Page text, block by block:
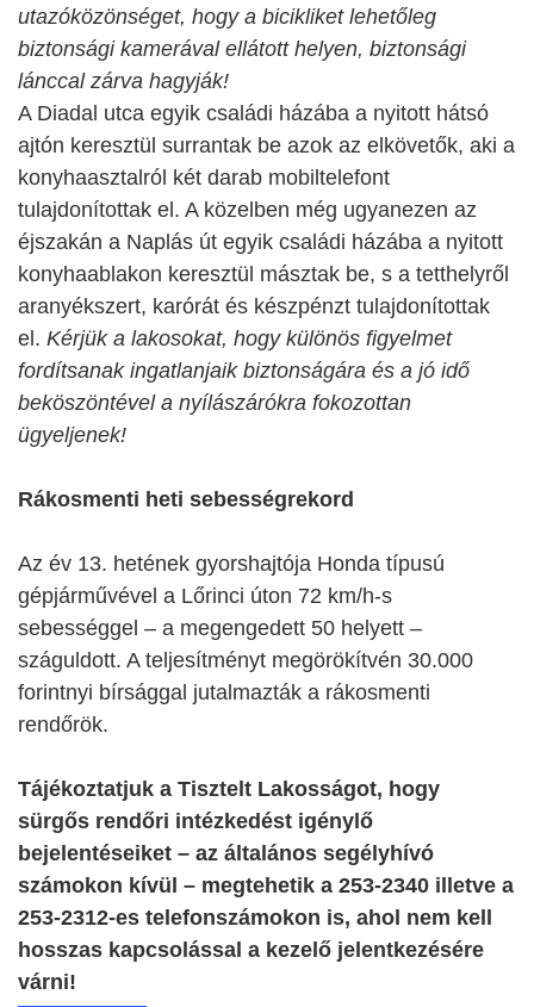
utazóközönséget, hogy a bicikliket lehetőleg
biztonsági kamerával ellátott helyen, biztonsági
lánccal zárva hagyják!
A Diadal utca egyik családi házába a nyitott hátsó
ajtón keresztül surrantak be azok az elkövetők, aki a
konyhaasztalról két darab mobiltelefont
tulajdonítottak el. A közelben még ugyanezen az
éjszakán a Naplás út egyik családi házába a nyitott
konyhaablakon keresztül másztak be, s a tetthelyről
aranyékszert, karórát és készpénzt tulajdonítottak
el. Kérjük a lakosokat, hogy különös figyelmet
fordítsanak ingatlanjaik biztonságára és a jó idő
beköszöntével a nyílászárókra fokozottan
ügyeljenek!
Rákosmenti heti sebességrekord
Az év 13. hetének gyorshajtója Honda típusú
gépjárművével a Lőrinci úton 72 km/h-s
sebességgel – a megengedett 50 helyett –
száguldott. A teljesítményt megörökítvén 30.000
forintnyi bírsággal jutalmazták a rákosmenti
rendőrök.
Tájékoztatjuk a Tisztelt Lakosságot, hogy
sürgős rendőri intézkedést igénylő
bejelentéseiket – az általános segélyhívó
számokon kívül – megtehetik a 253-2340 illetve a
253-2312-es telefonszámokon is, ahol nem kell
hosszas kapcsolással a kezelő jelentkezésére
várni!